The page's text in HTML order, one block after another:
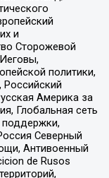
и
Сторожевой
политики,
Российский
Америка за
Глобальная сеть
поддержки,
Северный
Антивоенный
de Rusos